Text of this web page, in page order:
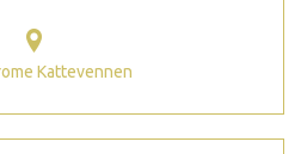
Kattevennen